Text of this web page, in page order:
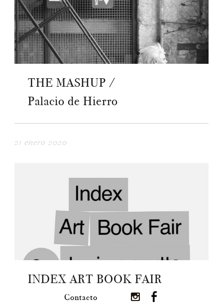
Contacto
THE MASHUP /
Palacio de Hierro
21 enero 2020
INDEX ART BOOK FAIR